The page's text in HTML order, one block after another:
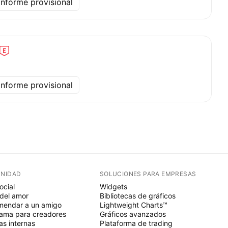
provisional
provisional
amor
a un amigo
para creadores
internas
SOLUCIONES PARA EMPRESAS
Widgets
Bibliotecas de gráficos
Lightweight Charts™
Gráficos avanzados
Plataforma de trading